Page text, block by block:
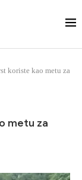
koriste kao metu za
metu za